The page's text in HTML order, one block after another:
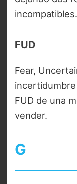
incompatibles.
FUD
Fear,
FUD de una
vender.
G